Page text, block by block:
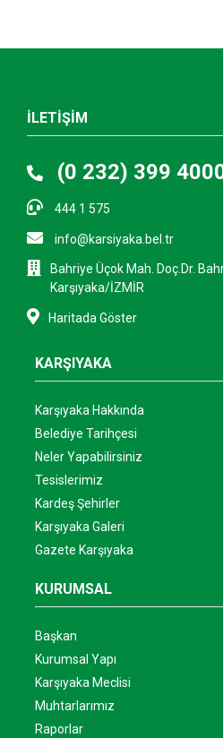
İLETİŞİM
(0 232) 399
444 1 575
info@karsiyaka.bel.tr
Bahriye Üçok Mah. Doç.Dr.
Karşıyaka/İZMİR
Haritada Göster
KARŞIYAKA
Karşıyaka Hakkında
Belediye Tarihçesi
Neler Yapabilirsiniz
Tesislerimiz
Kardeş Şehirler
Karşıyaka Galeri
Gazete Karşıyaka
KURUMSAL
Başkan
Kurumsal Yapı
Karşıyaka Meclisi
Muhtarlarımız
Raporlar